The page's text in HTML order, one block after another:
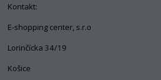
Kontakt:
E-shopping center, s.r.o
Lorinčícka 34/19
Košice